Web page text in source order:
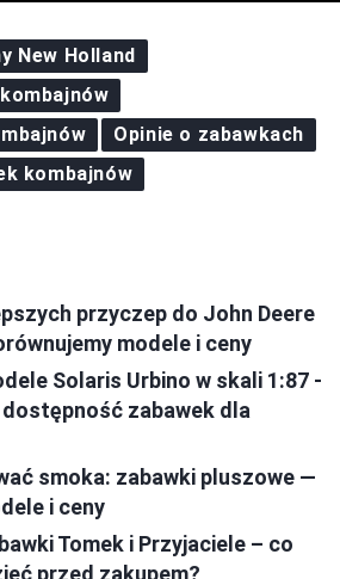
New Holland
Opinie o zabawkach
kombajnów
przyczep do John Deere
modele i ceny
Solaris Urbino w skali 1:87 -
dostępność zabawek dla
smoka: zabawki pluszowe —
i ceny
Tomek i Przyjaciele – co
przed zakupem?